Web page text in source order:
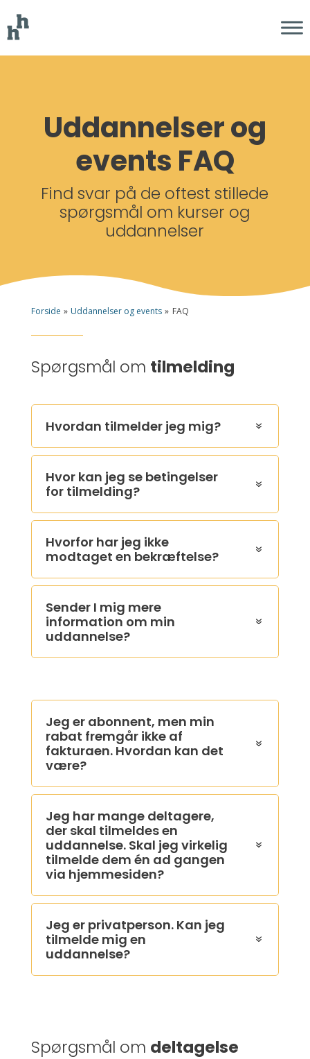
Uddannelser og
events FAQ
Find svar på de oftest stillede
spørgsmål om kurser og
uddannelser
Forside » Uddannelser og events » FAQ
Spørgsmål om tilmelding
Hvordan tilmelder jeg mig?
Hvor kan jeg se betingelser
for tilmelding?
Hvorfor har jeg ikke
modtaget en bekræftelse?
Sender I mig mere
information om min
uddannelse?
Jeg er abonnent, men min
rabat fremgår ikke af
fakturaen. Hvordan kan det
være?
Jeg har mange deltagere,
der skal tilmeldes en
uddannelse. Skal jeg virkelig
tilmelde dem én ad gangen
via hjemmesiden?
Jeg er privatperson. Kan jeg
tilmelde mig en
uddannelse?
Spørgsmål om deltagelse